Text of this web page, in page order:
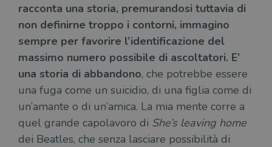
racconta una storia, premurandosi tuttavia di
non definirne troppo i contorni, immagino
sempre per favorire l’identificazione del
massimo numero possibile di ascoltatori. E’
una storia di abbandono, che potrebbe essere
una fuga come un suicidio, di una figlia come di
un’amante o di un’amica. La mia mente corre a
quel grande capolavoro di She’s leaving home
dei Beatles, che senza lasciare possibilità di